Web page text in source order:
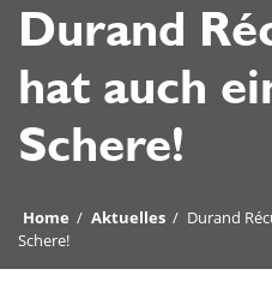
Durand
hat auch
Schere!
Home / Aktuelles / Durand
Schere!